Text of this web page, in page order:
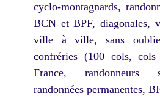
cyclo-montagnards,
BCN et BPF, diagonales,
ville à ville, sans
confréries (100 cols,
France, randonneurs
randonnées permanentes,